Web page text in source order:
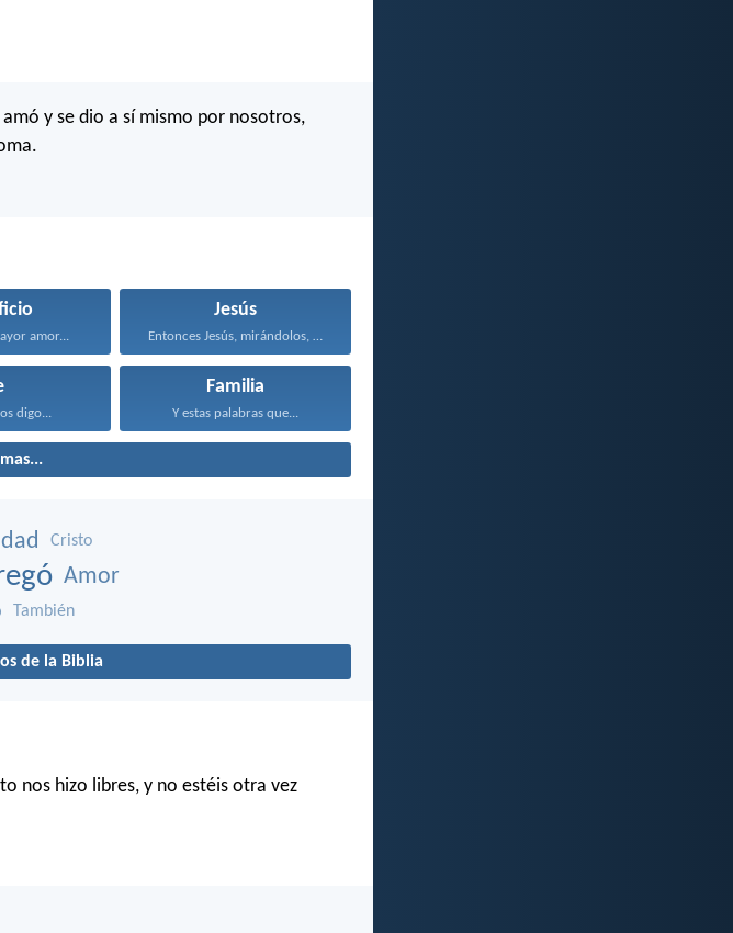
y se dio a sí mismo por nosotros,
amor...
Jesús
Entonces Jesús, mirándolos, dijo...
digo...
Familia
Y estas palabras que...
Cristo
Amor
También
de la Biblia
nos hizo libres, y no estéis otra vez